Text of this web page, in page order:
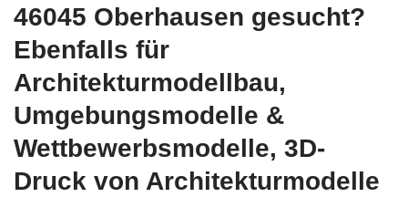
46045 Oberhausen gesucht?
Ebenfalls für
Architekturmodellbau,
Umgebungsmodelle &
Wettbewerbsmodelle, 3D-
Druck von Architekturmodelle